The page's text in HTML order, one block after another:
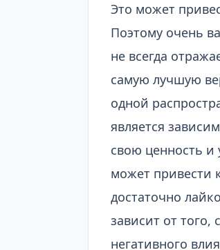
Это может
Поэтому очень
не всегда
самую лучшую
одной
является
свою ценность и
может привести
достаточно
зависит от
негативного